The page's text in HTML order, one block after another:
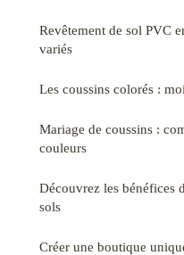
Revêtement de sol PVC
variés
Les coussins colorés :
Mariage de coussins :
couleurs
Découvrez les bénéfices
sols
Créer une boutique